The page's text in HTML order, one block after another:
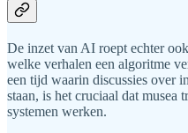
De inzet van AI roept echter
welke verhalen een algoritme
een tijd waarin discussies over
staan, is het cruciaal dat musea
systemen werken.